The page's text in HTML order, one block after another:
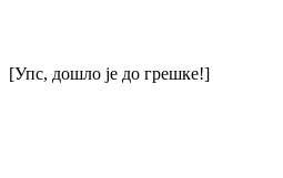
[Упс, дошло је до грешке!]